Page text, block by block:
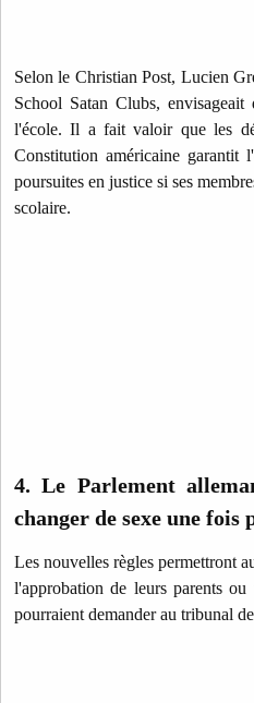
Selon le Christian Post, Lucien
School Satan Clubs,
l'école. Il a fait valoir que les
Constitution américaine
poursuites en justice si ses
scolaire.
4. Le Parlement
changer de sexe une fois
Les nouvelles règles permettront
l'approbation de leurs parents
pourraient demander au tribunal